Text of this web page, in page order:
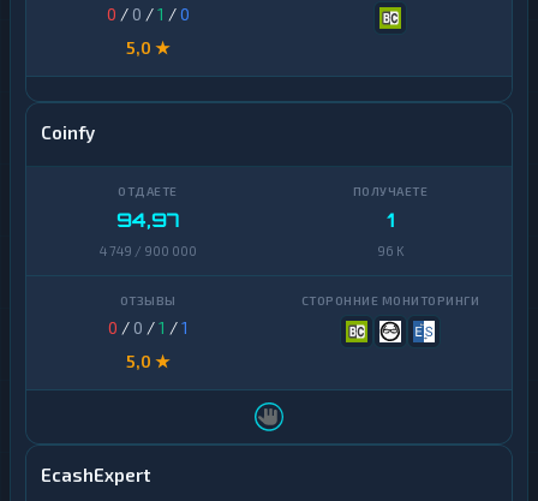
0 / 0 /1 /0
5,0 ★
Coinfy
94,97
4 749 / 900 000
1
96 K
0 / 0 /1 /1
5,0 ★
EcashExpert